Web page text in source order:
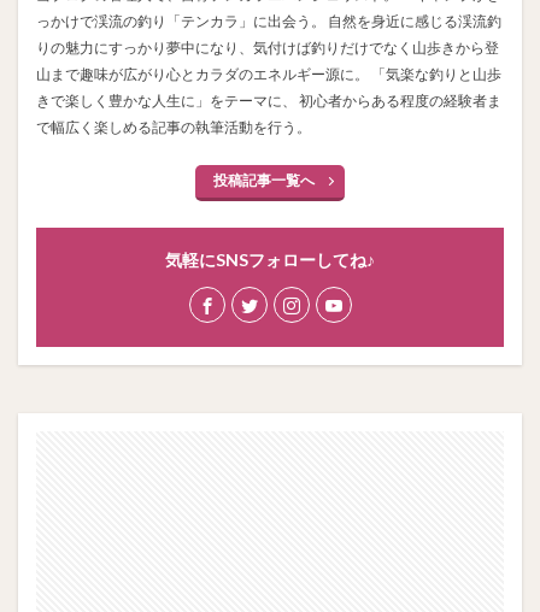
っかけで渓流の釣り「テンカラ」に出会う。 自然を身近に感じる渓流釣
りの魅力にすっかり夢中になり、気付けば釣りだけでなく山歩きから登
山まで趣味が広がり心とカラダのエネルギー源に。 「気楽な釣りと山歩
きで楽しく豊かな人生に」をテーマに、 初心者からある程度の経験者ま
で幅広く楽しめる記事の執筆活動を行う。
投稿記事一覧へ
気軽にSNSフォローしてね♪